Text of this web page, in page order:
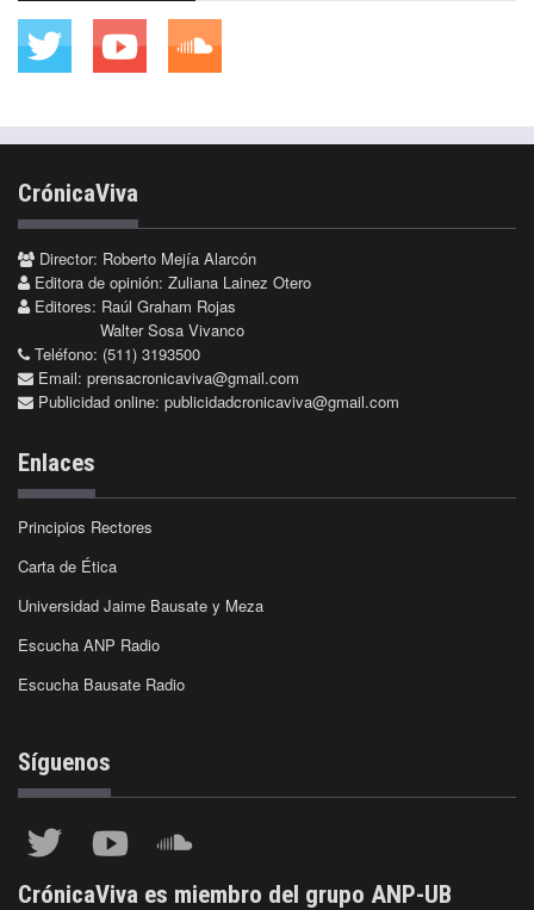
CrónicaViva
Director: Roberto Mejía Alarcón
Editora de opinión: Zuliana Lainez Otero
Editores: Raúl Graham Rojas
Walter Sosa Vivanco
Teléfono: (511) 3193500
Email: prensacronicaviva@gmail.com
Publicidad online: publicidadcronicaviva@gmail.com
Enlaces
Principios Rectores
Carta de Ética
Universidad Jaime Bausate y Meza
Escucha ANP Radio
Escucha Bausate Radio
Síguenos
CrónicaViva es miembro del grupo ANP-UB